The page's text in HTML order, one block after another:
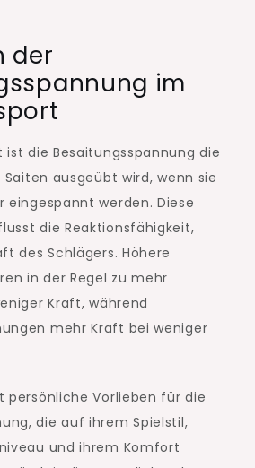
der
im
ist die Besaitungsspannung die
ausgeübt wird, wenn sie
eingespannt werden. Diese
die Reaktionsfähigkeit,
des Schlägers. Höhere
in der Regel zu mehr
Kraft, während
mehr Kraft bei weniger
persönliche Vorlieben für die
die auf ihrem Spielstil,
und ihrem Komfort